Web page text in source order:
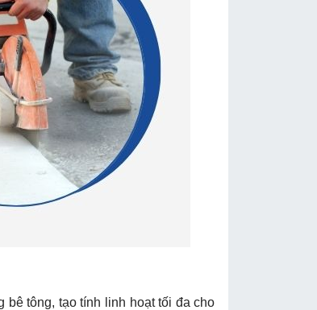
tông, tạo tính linh hoạt tối đa cho